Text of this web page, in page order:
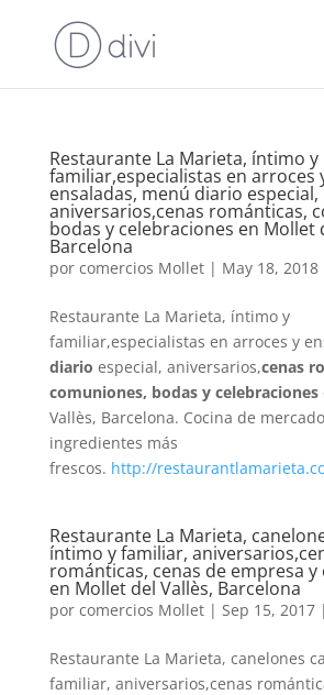
Restaurante La Marieta, íntimo y
familiar,especialistas en arroces
ensaladas, menú diario especial,
aniversarios,cenas románticas,
bodas y celebraciones en Mollet
Barcelona
por comercios Mollet| May 18, 2018
Restaurante La Marieta, íntimo y
familiar,especialistas en arroces y
diario especial, aniversarios,cenas
comuniones, bodas y celebraciones
Vallès, Barcelona. Cocina de
ingredientes más
frescos. http://
Restaurante La Marieta,
íntimo y familiar,
románticas, cenas de empresa y
en Mollet del Vallès, Barcelona
por comercios Mollet| Sep 15, 2017|
Restaurante La Marieta, canelones
familiar, aniversarios,cenas